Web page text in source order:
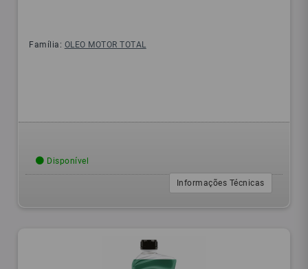
Família: OLEO MOTOR TOTAL
Disponível
Informações Técnicas